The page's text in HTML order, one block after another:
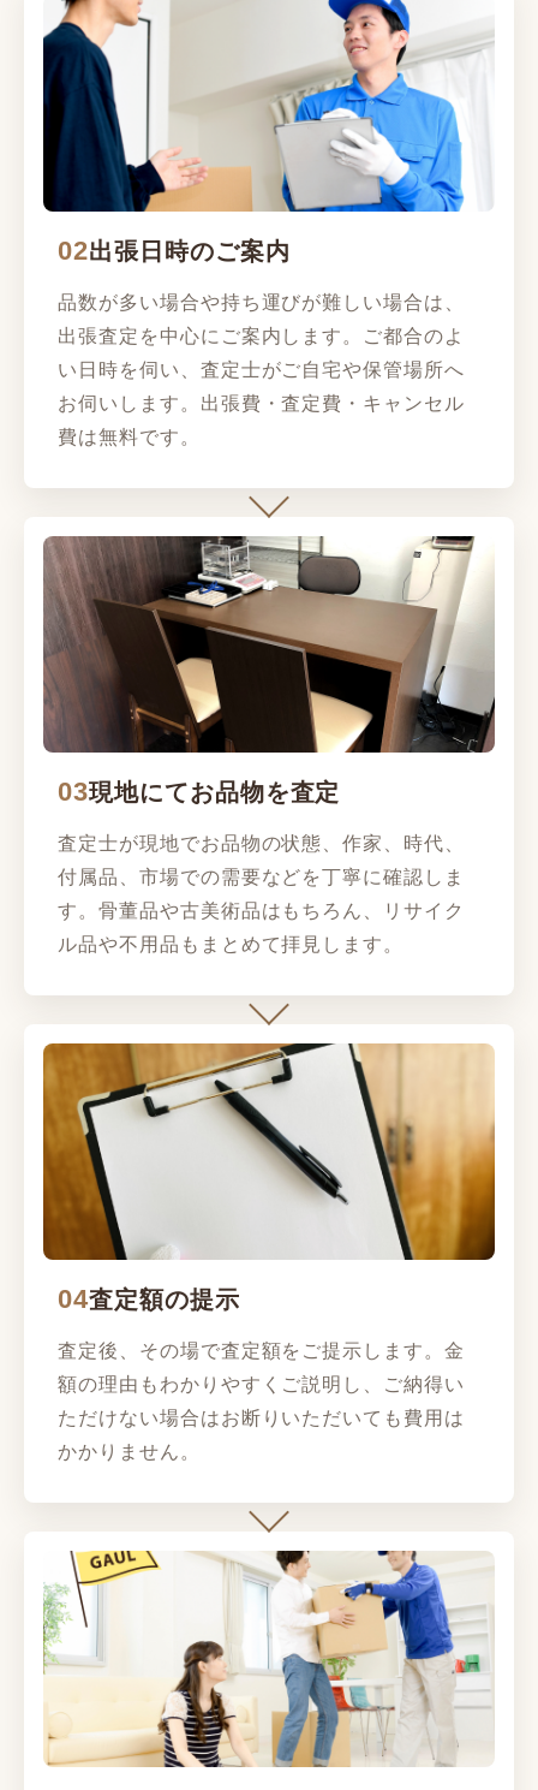
02出張日時のご案内
品数が多い場合や持ち運びが難しい場合は、
出張査定を中心にご案内します。ご都合のよ
い日時を伺い、査定士がご自宅や保管場所へ
お伺いします。出張費・査定費・キャンセル
費は無料です。
03現地にてお品物を査定
査定士が現地でお品物の状態、作家、時代、
付属品、市場での需要などを丁寧に確認しま
す。骨董品や古美術品はもちろん、リサイク
ル品や不用品もまとめて拝見します。
04査定額の提示
査定後、その場で査定額をご提示します。金
額の理由もわかりやすくご説明し、ご納得い
ただけない場合はお断りいただいても費用は
かかりません。